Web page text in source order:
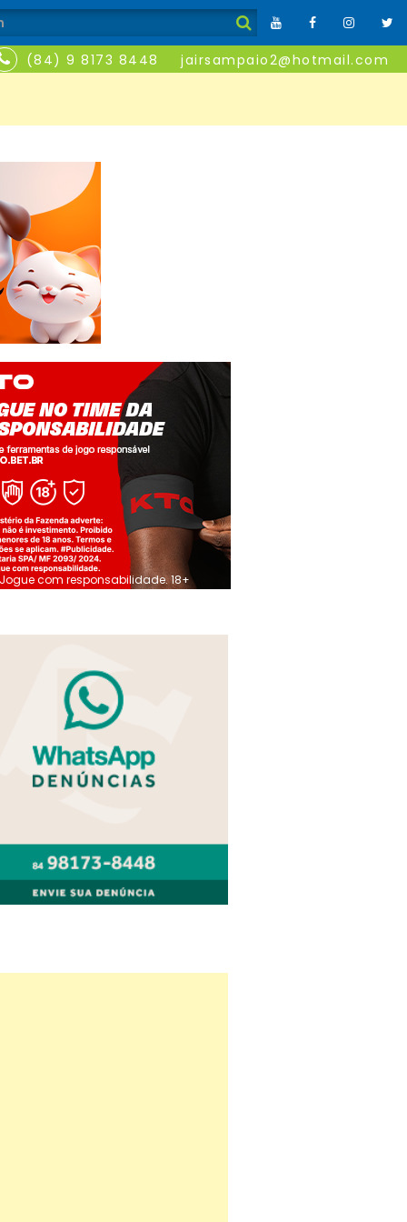
(84) 9 8173 8448 jairsampaio2@hotmail.com
Jogue com responsabilidade. 18+